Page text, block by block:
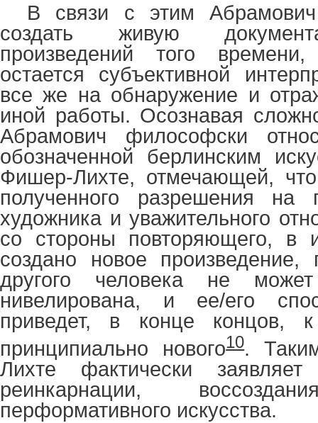
В связи с этим
создать живую
произведений того
остается субъективной
все же на обнаружение и
иной работы. Осознавая
Абрамович философски
обозначенной берлинским
Фишер-Лихте, отмечающей,
полученного разрешения на
художника и уважительного
со стороны повторяющего, в
создано новое произведение,
другого человека не
нивелирована, и ее/его
приведет, в конце концов,
принципиально нового10.
Лихте фактически
реинкарнации,
перформативного искусства.